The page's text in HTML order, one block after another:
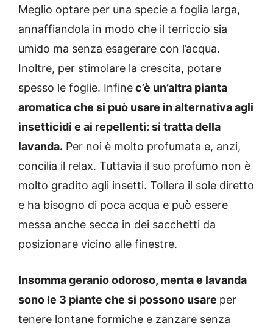
Meglio optare per una specie a foglia larga,
annaffiandola in modo che il terriccio sia
umido ma senza esagerare con l’acqua.
Inoltre, per stimolare la crescita, potare
spesso le foglie. Infinec’è un’altra pianta
aromatica che si può usare in alternativa agli
insetticidi e ai repellenti: si tratta della
lavanda. Per noi è molto profumata e, anzi,
concilia il relax. Tuttavia il suo profumo non è
molto gradito agli insetti. Tollera il sole diretto
e ha bisogno di poca acqua e può essere
messa anche secca in dei sacchetti da
posizionare vicino alle finestre.
Insomma geranio odoroso, menta e lavanda
sono le 3 piante che si possono usare per
tenere lontane formiche e zanzare senza